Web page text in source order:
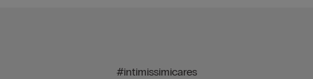
#intimissimicares